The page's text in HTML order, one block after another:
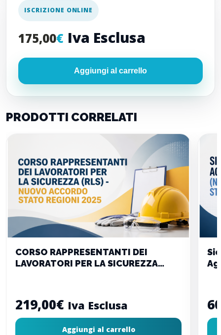
ISCRIZIONE ONLINE
175,00€ Iva Esclusa
Aggiungi al carrello
PRODOTTI CORRELATI
CORSO RAPPRESENTANTI DEI
LAVORATORI PER LA SICUREZZA
219,00€ Iva Esclusa
Aggiungi al carrello